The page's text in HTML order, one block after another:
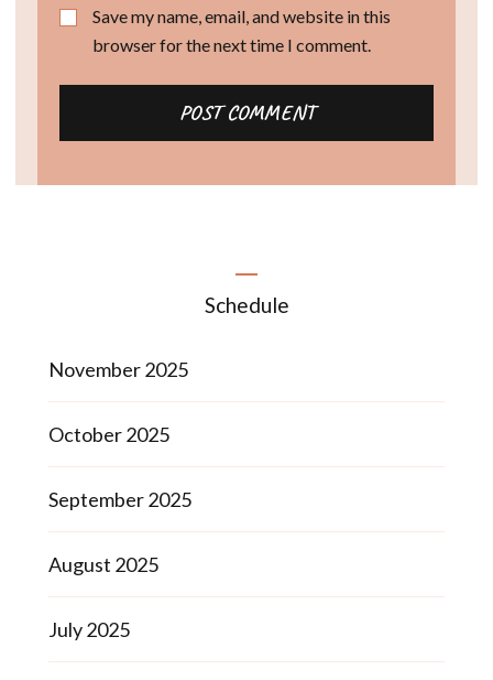
Save my name, email, and website in this
browser for the next time I comment.
Schedule
November 2025
October 2025
September 2025
August 2025
July 2025